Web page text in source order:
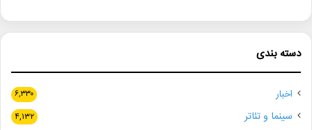
دسته بندی
اخبار ۶,۳۳۰
سینما و تئاتر ۴,۱۳۲